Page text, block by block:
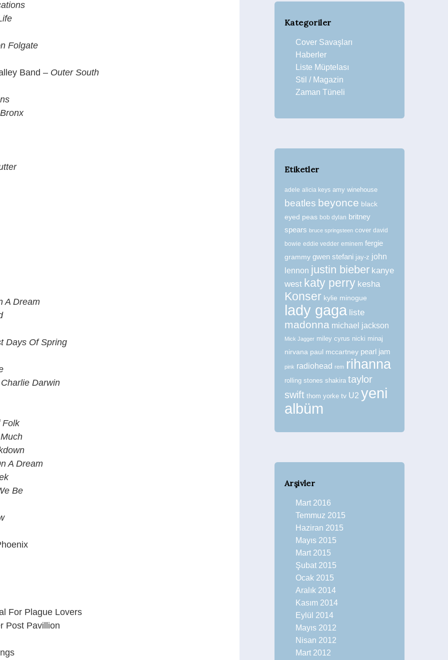
Folgate
Band – Outer South
A Dream
Days Of Spring
Darwin
Folk
A Dream
Be
For Plague Lovers
Post Pavillion
Kategoriler
Cover Savaşları
Haberler
Liste Müptelası
Stil / Magazin
Zaman Tüneli
Etiketler
adele alicia keys amy winehouse
beatles beyonce black
eyed peas bob dylan britney
spears bruce springsteen cover david
bowie eddie vedder eminem fergie
grammy gwen stefani jay-z john
lennon justin bieber kanye
west katy perry kesha
Konser kylie minogue
lady gaga liste
madonna michael jackson
Mick Jagger miley cyrus nicki minaj
nirvana paul mccartney pearl jam
pink radiohead rem rihanna
rolling stones shakira taylor
swift thom yorke tv U2 yeni
albüm
Arşivler
Mart 2016
Temmuz 2015
Haziran 2015
Mayıs 2015
Mart 2015
Şubat 2015
Ocak 2015
Aralık 2014
Kasım 2014
Eylül 2014
Mayıs 2012
Nisan 2012
Mart 2012